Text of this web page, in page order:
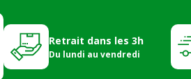
Retrait dans les 3h
Du lundi au vendredi